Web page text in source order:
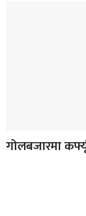
गोलबजारमा